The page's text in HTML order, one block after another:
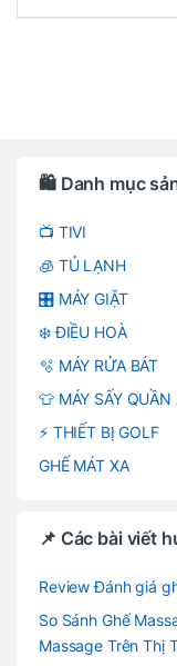
🛍️ Danh mục
📺 TIVI
🧊 TỦ LẠNH
🎛️ MÁY GIẶT
❄️ ĐIỀU HOÀ
🫧 MÁY RỬA BÁT
👕 MÁY SẤY QUẦN
⚡ THIẾT BỊ GOLF
GHẾ MÁT XA
📌 Các bài viết
Review Đánh giá
So Sánh Ghế
Massage Trên Thị